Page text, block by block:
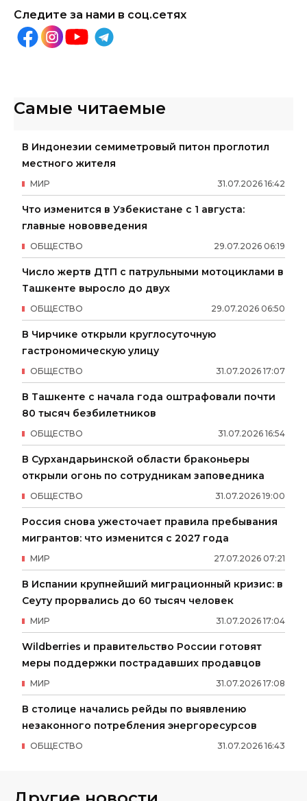
Следите за нами в соц.сетях
Самые читаемые
В Индонезии семиметровый питон проглотил
местного жителя
31.07.2026 16:42
МИР
Что изменится в Узбекистане с 1 августа:
главные нововведения
29.07.2026 06:19
ОБЩЕСТВО
Число жертв ДТП с патрульными мотоциклами в
Ташкенте выросло до двух
29.07.2026 06:50
ОБЩЕСТВО
В Чирчике открыли круглосуточную
гастрономическую улицу
31.07.2026 17:07
ОБЩЕСТВО
В Ташкенте с начала года оштрафовали почти
80 тысяч безбилетников
31.07.2026 16:54
ОБЩЕСТВО
В Сурхандарьинской области браконьеры
открыли огонь по сотрудникам заповедника
31.07.2026 19:00
ОБЩЕСТВО
Россия снова ужесточает правила пребывания
мигрантов: что изменится с 2027 года
27.07.2026 07:21
МИР
В Испании крупнейший миграционный кризис: в
Сеуту прорвались до 60 тысяч человек
31.07.2026 17:04
МИР
Wildberries и правительство России готовят
меры поддержки пострадавших продавцов
31.07.2026 17:08
МИР
В столице начались рейды по выявлению
незаконного потребления энергоресурсов
31.07.2026 16:43
ОБЩЕСТВО